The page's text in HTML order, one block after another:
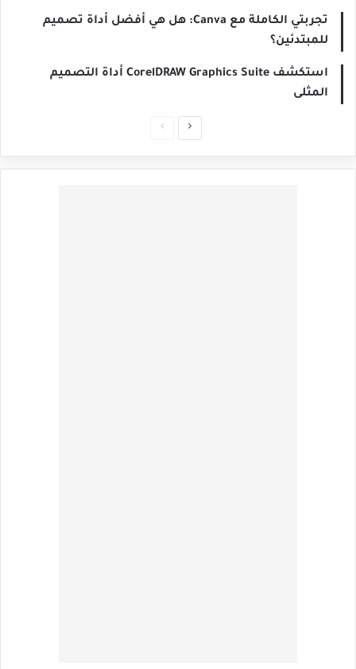
تجربتي الكاملة مع Canva: هل هي أفضل أداة تصميم
للمبتدئين؟
استكشف CorelDRAW Graphics Suite أداة التصميم
المثلى
الصفحةالصفحة